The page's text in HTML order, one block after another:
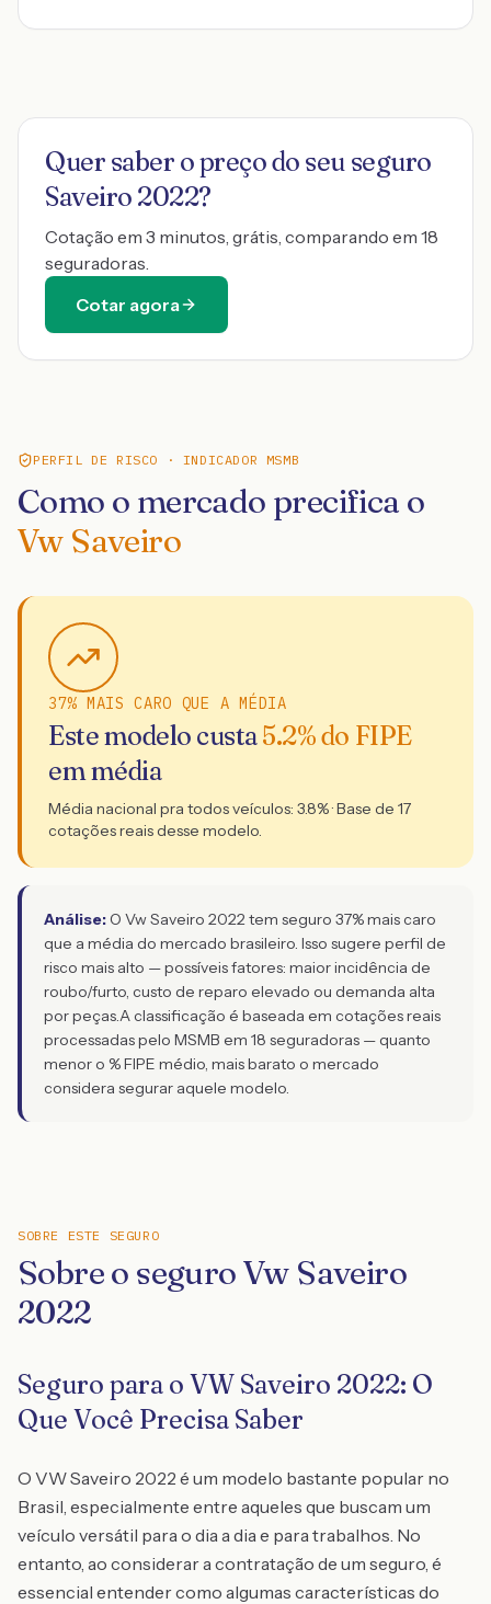
Quer saber o preço do seu seguro
Saveiro 2022?
Cotação em 3 minutos, grátis, comparando em 18
seguradoras.
Cotar agora
PERFIL DE RISCO · INDICADOR MSMB
Como o mercado precifica o
Vw Saveiro
37% MAIS CARO QUE A MÉDIA
Este modelo custa5.2% do FIPE
em média
Média nacional pra todos veículos: 3.8% · Base de 17
cotações reais desse modelo.
Análise: O Vw Saveiro 2022 tem seguro 37% mais caro
que a média do mercado brasileiro. Isso sugere perfil de
risco mais alto — possíveis fatores: maior incidência de
roubo/furto, custo de reparo elevado ou demanda alta
por peças.A classificação é baseada em cotações reais
processadas pelo MSMB em 18 seguradoras — quanto
menor o % FIPE médio, mais barato o mercado
considera segurar aquele modelo.
SOBRE ESTE SEGURO
Sobre o seguro Vw Saveiro
2022
Seguro para o VW Saveiro 2022: O
Que Você Precisa Saber
O VW Saveiro 2022 é um modelo bastante popular no
Brasil, especialmente entre aqueles que buscam um
veículo versátil para o dia a dia e para trabalhos. No
entanto, ao considerar a contratação de um seguro, é
essencial entender como algumas características do